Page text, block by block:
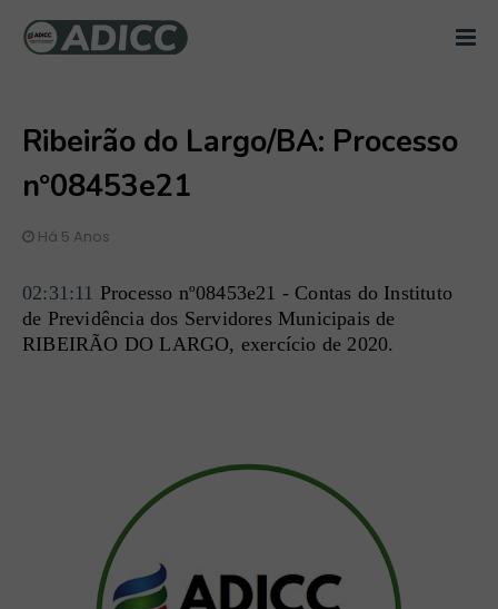
Ribeirão do Largo/BA: Processo
nº08453e21
Há 5 Anos
02:31:11 Processo nº08453e21 - Contas do Instituto
de Previdência dos Servidores Municipais de
RIBEIRÃO DO LARGO, exercício de 2020.